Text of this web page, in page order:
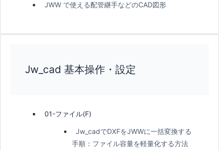
JWW で使える配管継手などのCAD図形
Jw_cad 基本操作・設定
01-ファイル(F)
Jw_cadでDXFをJWWに一括変換する
手順：ファイル容量を軽量化する方法